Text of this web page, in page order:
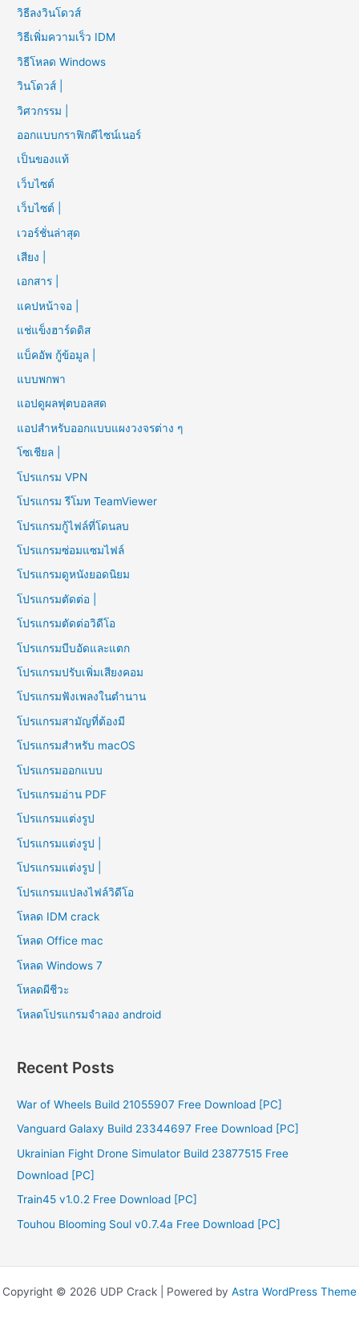
วิธีลงวินโดวส์
วิธีเพิ่มความเร็ว IDM
วิธีโหลด Windows
วินโดวส์ |
วิศวกรรม |
ออกแบบกราฟิกดีไซน์เนอร์
เป็นของแท้
เว็บไซต์
เว็บไซต์ |
เวอร์ชั่นล่าสุด
เสียง |
เอกสาร |
แคปหน้าจอ |
แช่แข็งฮาร์ดดิส
แบ็คอัพ กู้ข้อมูล |
แบบพกพา
แอปดูผลฟุตบอลสด
แอปสำหรับออกแบบแผงวงจรต่าง ๆ
โซเชียล |
โปรแกรม VPN
โปรแกรม รีโมท TeamViewer
โปรแกรมกู้ไฟล์ที่โดนลบ
โปรแกรมซ่อมแซมไฟล์
โปรแกรมดูหนังยอดนิยม
โปรแกรมตัดต่อ |
โปรแกรมตัดต่อวิดีโอ
โปรแกรมบีบอัดและแตก
โปรแกรมปรับเพิ่มเสียงคอม
โปรแกรมฟังเพลงในตำนาน
โปรแกรมสามัญที่ต้องมี
โปรแกรมสำหรับ macOS
โปรแกรมออกแบบ
โปรแกรมอ่าน PDF
โปรแกรมแต่งรูป
โปรแกรมแต่งรูป |
โปรแกรมแต่งรูป |
โปรแกรมแปลงไฟล์วิดีโอ
โหลด IDM crack
โหลด Office mac
โหลด Windows 7
โหลดผีชีวะ
โหลดโปรแกรมจําลอง android
Recent Posts
War of Wheels Build 21055907 Free Download [PC]
Vanguard Galaxy Build 23344697 Free Download [PC]
Ukrainian Fight Drone Simulator Build 23877515 Free
Download [PC]
Train45 v1.0.2 Free Download [PC]
Touhou Blooming Soul v0.7.4a Free Download [PC]
Copyright © 2026 UDP Crack | Powered by Astra WordPress Theme